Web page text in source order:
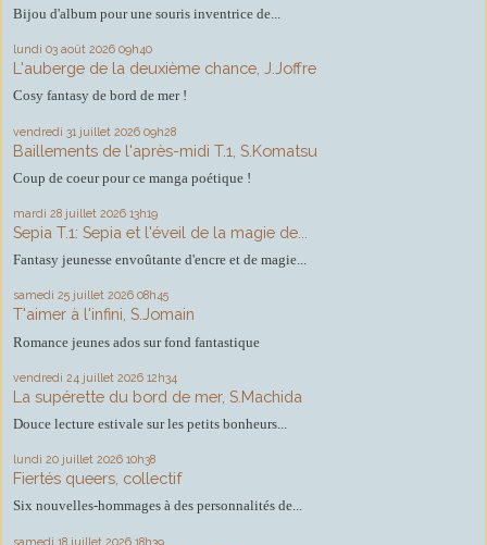
Bijou d'album pour une souris inventrice de...
lundi 03 août 2026 09h40
L'auberge de la deuxième chance, J.Joffre
Cosy fantasy de bord de mer !
vendredi 31 juillet 2026 09h28
Baillements de l'après-midi T.1, S.Komatsu
Coup de coeur pour ce manga poétique !
mardi 28 juillet 2026 13h19
Sepia T.1: Sepia et l'éveil de la magie de...
Fantasy jeunesse envoûtante d'encre et de magie...
samedi 25 juillet 2026 08h45
T'aimer à l'infini, S.Jomain
Romance jeunes ados sur fond fantastique
vendredi 24 juillet 2026 12h34
La supérette du bord de mer, S.Machida
Douce lecture estivale sur les petits bonheurs...
lundi 20 juillet 2026 10h38
Fiertés queers, collectif
Six nouvelles-hommages à des personnalités de...
samedi 18 juillet 2026 18h39